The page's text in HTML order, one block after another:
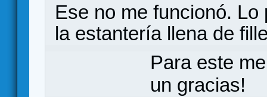
Ese no me funcionó.
la estantería llena de
Para este
un gracias!